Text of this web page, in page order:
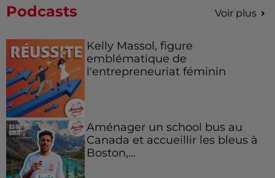
Podcasts Voir plus
Kelly Massol, figure
emblématique de
l'entrepreneuriat féminin
Aménager un school bus au
Canada et accueillir les bleus à
Boston,...